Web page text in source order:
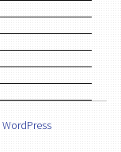
WordPress